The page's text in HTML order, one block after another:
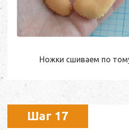
Ножки сшиваем по
Шаг 17